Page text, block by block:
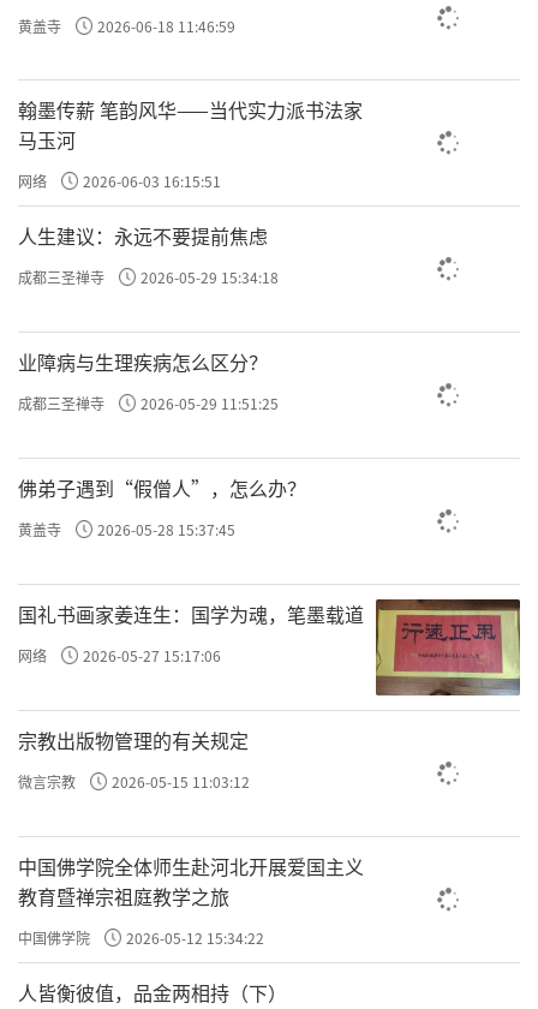
黄盖寺 2026-06-18 11:46:59
翰墨传薪 笔韵风华——当代实力派书法家
马玉河
网络 2026-06-03 16:15:51
人生建议：永远不要提前焦虑
成都三圣禅寺 2026-05-29 15:34:18
业障病与生理疾病怎么区分？
成都三圣禅寺 2026-05-29 11:51:25
佛弟子遇到“假僧人”，怎么办？
黄盖寺 2026-05-28 15:37:45
国礼书画家姜连生：国学为魂，笔墨载道
网络 2026-05-27 15:17:06
宗教出版物管理的有关规定
微言宗教 2026-05-15 11:03:12
中国佛学院全体师生赴河北开展爱国主义
教育暨禅宗祖庭教学之旅
中国佛学院 2026-05-12 15:34:22
人皆衡彼值，品金两相持（下）